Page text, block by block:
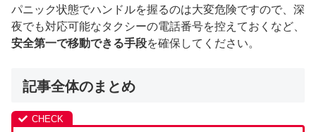
パニック状態でハンドルを握るのは大変危険ですので、深
夜でも対応可能なタクシーの電話番号を控えておくなど、
安全第一で移動できる手段を確保してください。
記事全体のまとめ